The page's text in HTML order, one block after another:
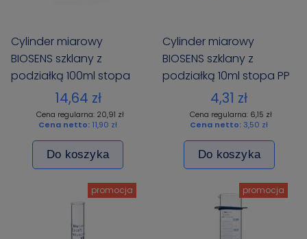
Cylinder miarowy
BIOSENS szklany z
podziałką 100ml stopa
szklana sześciokątna
14,64 zł
Cena regularna: 20,91 zł
Cena netto: 11,90 zł
Do koszyka
Cylinder miarowy
BIOSENS szklany z
podziałką 10ml stopa PP
4,31 zł
Cena regularna: 6,15 zł
Cena netto: 3,50 zł
Do koszyka
promocja promocja